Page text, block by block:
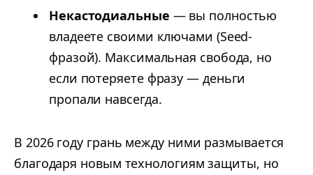
Некастодиальные — вы полностью
владеете своими ключами (Seed-
фразой). Максимальная свобода, но
если потеряете фразу — деньги
пропали навсегда.
В 2026 году грань между ними размывается
благодаря новым технологиям защиты, но